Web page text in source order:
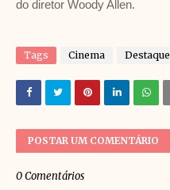
do diretor Woody Allen.
Tags Cinema Destaque
POSTAR UM COMENTÁRIO
0 Comentários